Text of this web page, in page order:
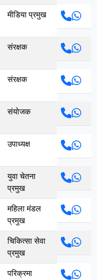
मीडिया प्रमुख
संरक्षक
संरक्षक
संयोजक
उपाध्यक्ष
युवा चेतना
प्रमुख
महिला मंडल
प्रमुख
चिकित्सा सेवा
प्रमुख
परिक्रमा